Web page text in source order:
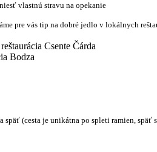
vlastnú stravu na opekanie
pre vás tip na dobré jedlo v lokálnych
Csente Čárda
Bodza
späť (cesta je unikátna po spleti ramien,